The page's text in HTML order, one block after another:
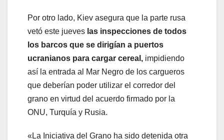
Por otro lado, Kiev asegura que la parte rusa
vetó este jueves las inspecciones de todos
los barcos que se dirigían a puertos
ucranianos para cargar cereal, impidiendo
así la entrada al Mar Negro de los cargueros
que deberían poder utilizar el corredor del
grano en virtud del acuerdo firmado por la
ONU, Turquía y Rusia.
«La Iniciativa del Grano ha sido detenida otra